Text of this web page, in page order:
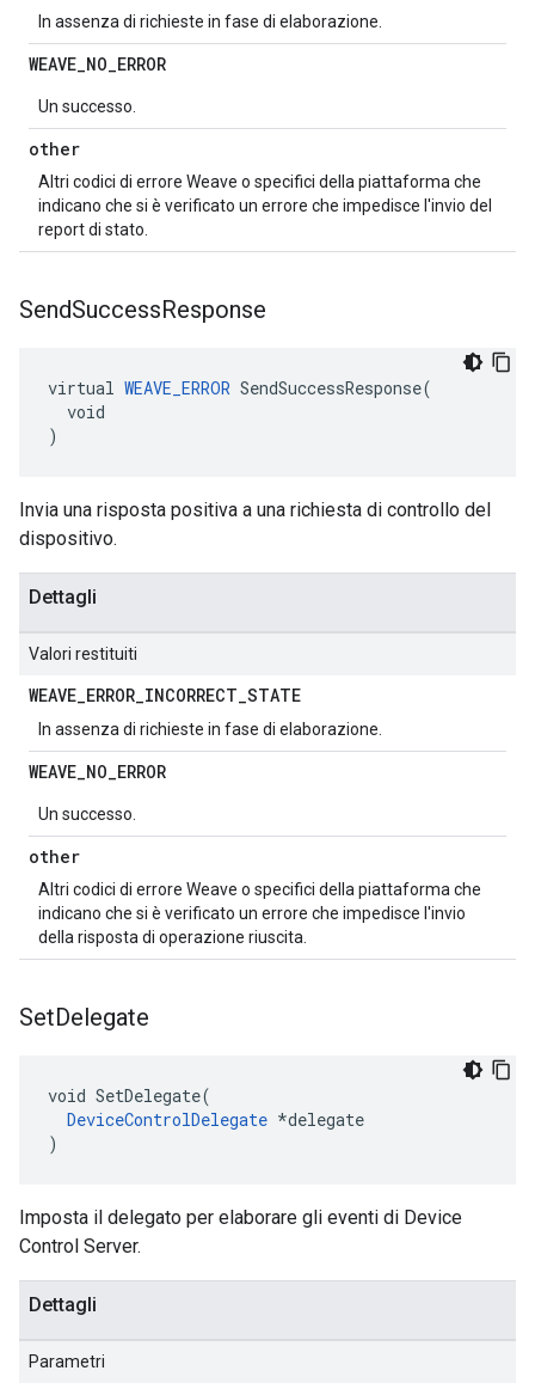
In assenza di richieste in fase di elaborazione.
WEAVE_NO_ERROR
Un successo.
other
Altri codici di errore Weave o specifici della piattaforma che
indicano che si è verificato un errore che impedisce l'invio del
report di stato.
SendSuccessResponse
virtual WEAVE_ERROR SendSuccessResponse(
  void
)
Invia una risposta positiva a una richiesta di controllo del
dispositivo.
Dettagli
Valori restituiti
WEAVE_ERROR_INCORRECT_STATE
In assenza di richieste in fase di elaborazione.
WEAVE_NO_ERROR
Un successo.
other
Altri codici di errore Weave o specifici della piattaforma che
indicano che si è verificato un errore che impedisce l'invio
della risposta di operazione riuscita.
SetDelegate
void SetDelegate(
DeviceControlDelegate *delegate
)
Imposta il delegato per elaborare gli eventi di Device
Control Server.
Dettagli
Parametri